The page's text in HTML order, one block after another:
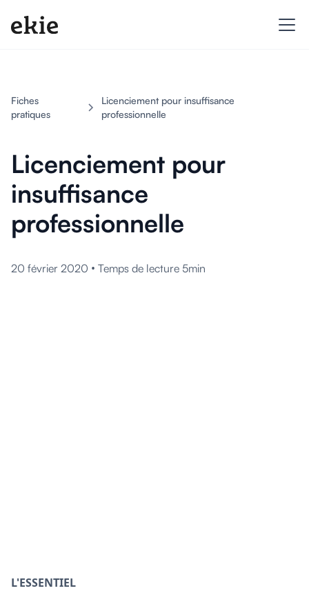
Fiches
pratiques
Licenciement pour insuffisance
professionnelle
Licenciement pour
insuffisance
professionnelle
20 février 2020 • Temps de lecture 5min
L'ESSENTIEL